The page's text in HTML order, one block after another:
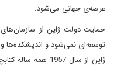
عرصه‌ی جهانی می‌شود.
حمایت دولت ژاپن از سازمان‌های
توسعه‌ای نمی‌شود و اندیشکده‌ها و
ژاپن از سال 1957